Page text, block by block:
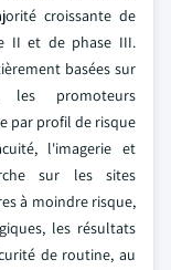
croissante de
II et de phase III.
basées sur
les promoteurs
par profil de risque
l'imagerie et
sur les sites
à moindre risque,
les résultats
de routine, au